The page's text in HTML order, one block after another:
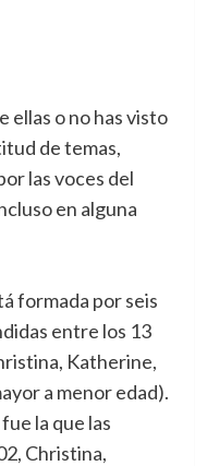
ellas o no has visto
de temas,
las voces del
en alguna
formada por seis
entre los 13
Katherine,
a menor edad).
la que las
Christina,